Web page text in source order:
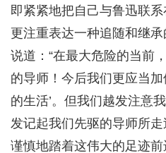
即紧紧地把自己与鲁迅联
更注重表达一种追随和继
说道：“在最大危险的当前
的导师！今后我们更应当
的生活’。但我们越发注意
发记起我们先驱的导师所
谨慎地踏着这伟大的足迹